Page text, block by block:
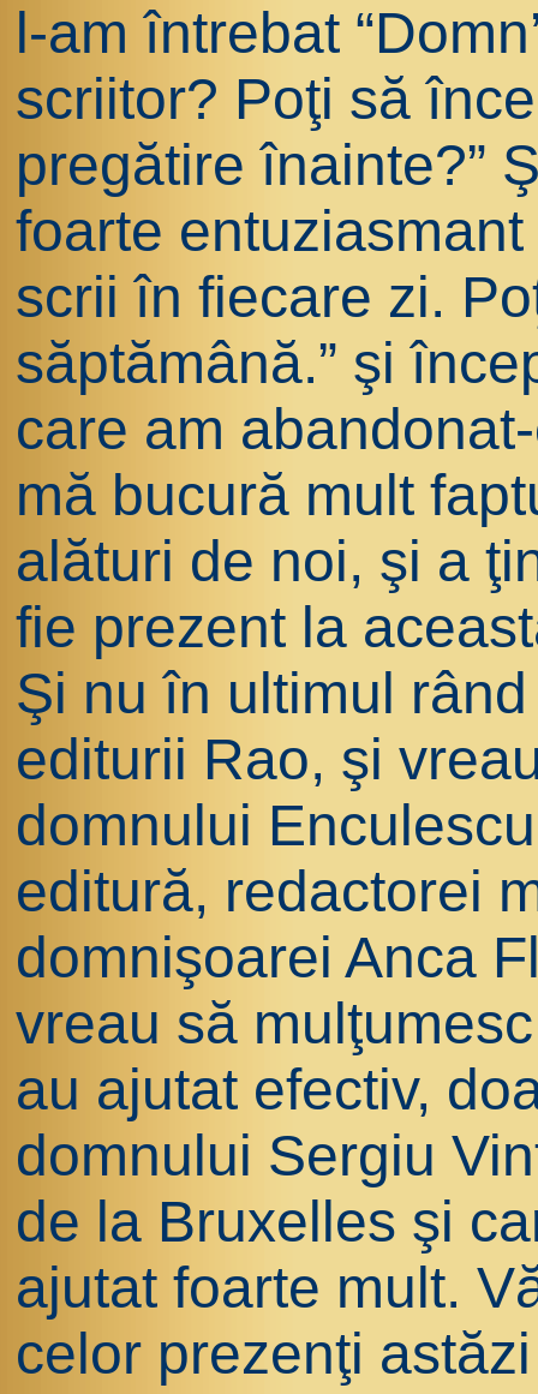
l-am întrebat
scriitor? Poţi să
pregătire înainte?”
foarte
scrii în fiecare zi.
săptămână.” şi
care am
mă bucură mult
alături de noi, şi a
fie prezent la
Şi nu în ultimul
editurii Rao, şi
domnului
editură, redactorei
domnişoarei Anca
vreau să
au ajutat efectiv,
domnului Sergiu
de la Bruxelles şi
ajutat foarte mult.
celor prezenţi